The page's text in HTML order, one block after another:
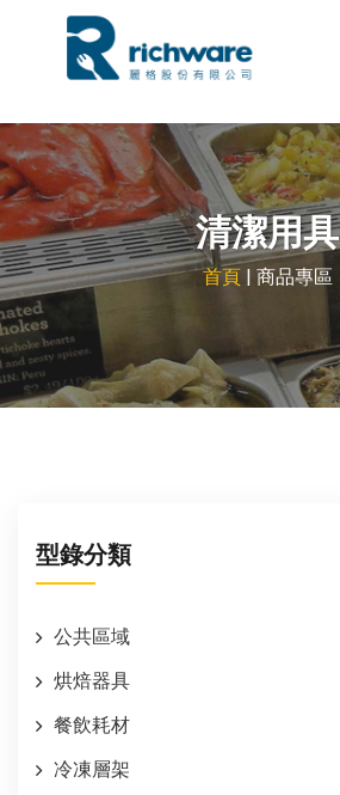
關於我們
產品型錄
品牌專區
案例分享
清潔用具
首頁| 商品專區
型錄分類
公共區域
烘焙器具
餐飲耗材
冷凍層架